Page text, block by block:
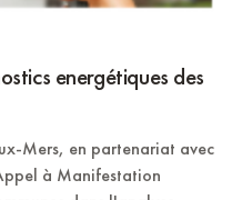
energétiques des
Mers, en partenariat avec
à Manifestation